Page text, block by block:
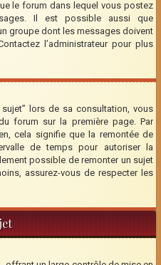
le forum dans lequel vous postez
Il est possible aussi que
groupe dont les messages doivent
l’administrateur pour plus
lors de sa consultation, vous
forum sur la première page. Par
cela signifie que la remontée de
de temps pour autoriser la
possible de remonter un sujet
assurez-vous de respecter les